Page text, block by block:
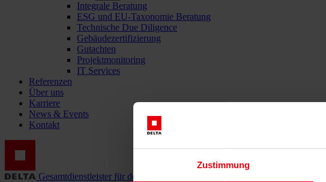
Zustimmung
Integrale Beratung
ESG und EU-Taxonomie Beratung
Technische Due Diligence
Gebäudezertifizierung
Gutachten
Projektmonitoring
IT Services
Referenzen
Über uns
Karriere
News & Events
Kontakt
Gesamtdienstleister für den Bau: DELTA Wels & Wien